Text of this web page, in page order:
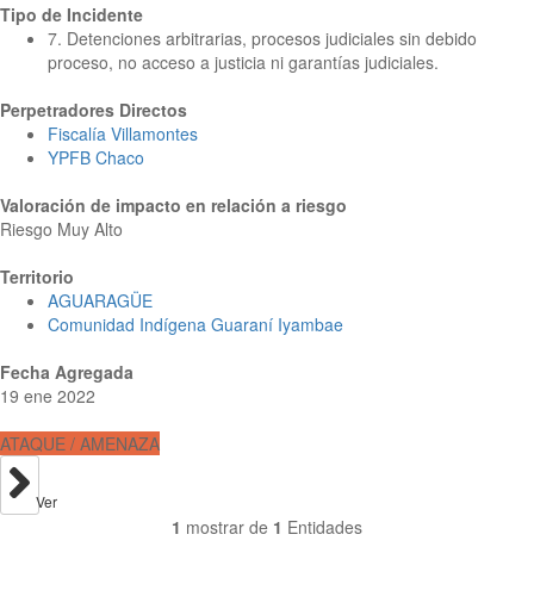
Tipo de Incidente
7. Detenciones arbitrarias, procesos judiciales sin debido
proceso, no acceso a justicia ni garantías judiciales.
Perpetradores Directos
Fiscalía Villamontes
YPFB Chaco
Valoración de impacto en relación a riesgo
Riesgo Muy Alto
Territorio
AGUARAGÜE
Comunidad Indígena Guaraní Iyambae
Fecha Agregada
19 ene 2022
ATAQUE / AMENAZA
Ver
1 mostrar de 1 Entidades